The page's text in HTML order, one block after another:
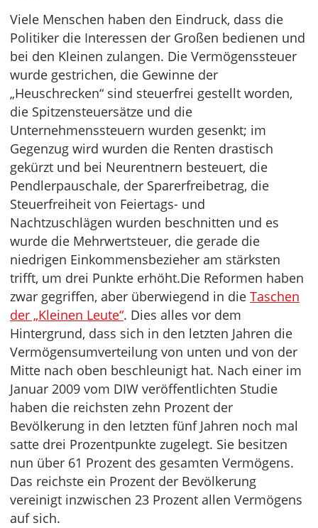
Viele Menschen haben den Eindruck, dass die
Politiker die Interessen der Großen bedienen und
bei den Kleinen zulangen. Die Vermögenssteuer
wurde gestrichen, die Gewinne der
„Heuschrecken“ sind steuerfrei gestellt worden,
die Spitzensteuersätze und die
Unternehmenssteuern wurden gesenkt; im
Gegenzug wird wurden die Renten drastisch
gekürzt und bei Neurentnern besteuert, die
Pendlerpauschale, der Sparerfreibetrag, die
Steuerfreiheit von Feiertags- und
Nachtzuschlägen wurden beschnitten und es
wurde die Mehrwertsteuer, die gerade die
niedrigen Einkommensbezieher am stärksten
trifft, um drei Punkte erhöht.Die Reformen haben
zwar gegriffen, aber überwiegend in die Taschen
der „Kleinen Leute“. Dies alles vor dem
Hintergrund, dass sich in den letzten Jahren die
Vermögensumverteilung von unten und von der
Mitte nach oben beschleunigt hat. Nach einer im
Januar 2009 vom DIW veröffentlichten Studie
haben die reichsten zehn Prozent der
Bevölkerung in den letzten fünf Jahren noch mal
satte drei Prozentpunkte zugelegt. Sie besitzen
nun über 61 Prozent des gesamten Vermögens.
Das reichste ein Prozent der Bevölkerung
vereinigt inzwischen 23 Prozent allen Vermögens
auf sich.